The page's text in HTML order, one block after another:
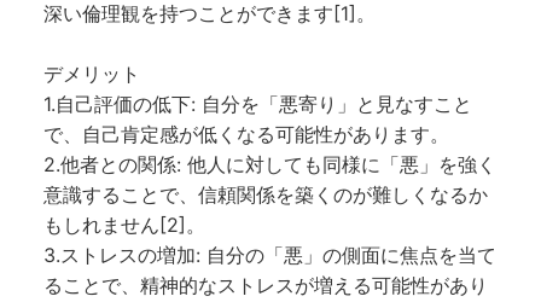
深い倫理観を持つことができます[1]。
デメリット
1.自己評価の低下: 自分を「悪寄り」と見なすこと
で、自己肯定感が低くなる可能性があります。
2.他者との関係: 他人に対しても同様に「悪」を強く
意識することで、信頼関係を築くのが難しくなるか
もしれません[2]。
3.ストレスの増加: 自分の「悪」の側面に焦点を当て
ることで、精神的なストレスが増える可能性があり